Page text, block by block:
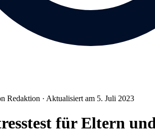
Redaktion · Aktualisiert am 5. Juli 2023
für Eltern